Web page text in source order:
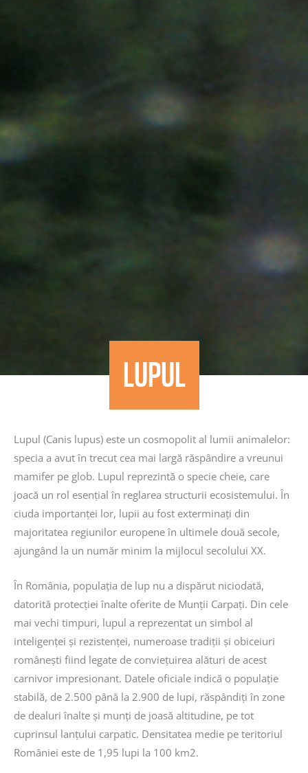
LUPUL
Lupul (Canis lupus) este un cosmopolit al lumii animalelor:
specia a avut în trecut cea mai largă răspândire a vreunui
mamifer pe glob. Lupul reprezintă o specie cheie, care
joacă un rol esențial în reglarea structurii ecosistemului. În
ciuda importanței lor, lupii au fost exterminați din
majoritatea regiunilor europene în ultimele două secole,
ajungând la un număr minim la mijlocul secolului XX.
În România, populația de lup nu a dispărut niciodată,
datorită protecției înalte oferite de Munții Carpați. Din cele
mai vechi timpuri, lupul a reprezentat un simbol al
inteligenței și rezistenței, numeroase tradiții și obiceiuri
românești fiind legate de conviețuirea alături de acest
carnivor impresionant. Datele oficiale indică o populație
stabilă, de 2.500 până la 2.900 de lupi, răspândiți în zone
de dealuri înalte și munți de joasă altitudine, pe tot
cuprinsul lanțului carpatic. Densitatea medie pe teritoriul
României este de 1,95 lupi la 100 km2.